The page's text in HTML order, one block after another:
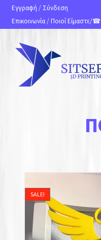
Εγγραφή / Σύνδεση
Επικοινωνία/ Ποιοί Είμαστε/☎
ΑΝ. ΑΠΟΣΤΟΛΗΣ
SALE!